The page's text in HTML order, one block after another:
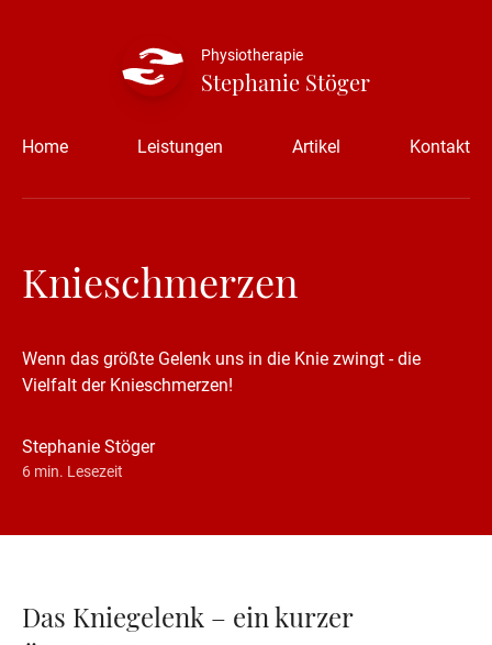
Physiotherapie
Stephanie Stöger
Home Leistungen Artikel Kontakt
Knieschmerzen
Wenn das größte Gelenk uns in die Knie zwingt - die
Vielfalt der Knieschmerzen!
Stephanie Stöger
6 min. Lesezeit
Das Kniegelenk – ein kurzer